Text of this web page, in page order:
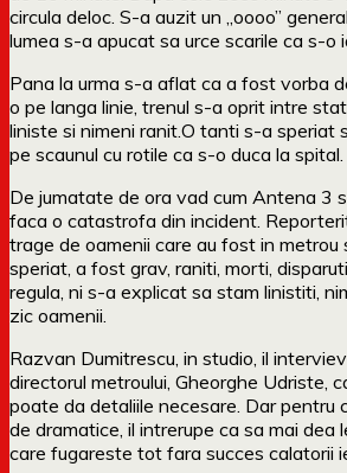
circula deloc. S-a auzit un „oooo”
lumea s-a apucat sa urce scarile ca s-o
Pana la urma s-a aflat ca a fost vorba
o pe langa linie, trenul s-a oprit intre
liniste si nimeni ranit.O tanti s-a speriat
pe scaunul cu rotile ca s-o duca la
De jumatate de ora vad cum Antena 3
faca o catastrofa din incident.
trage de oamenii care au fost in metrou
speriat, a fost grav, raniti, morti,
regula, ni s-a explicat sa stam linistiti,
zic oamenii.
Razvan Dumitrescu, in studio, il
directorul metroului, Gheorghe Udriste,
poate da detaliile necesare. Dar pentru
de dramatice, il intrerupe ca sa mai dea
care fugareste tot fara succes calatorii